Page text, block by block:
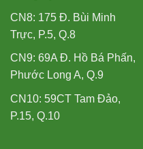
CN8: 175 Đ. Bùi Minh
Trực, P.5, Q.8
CN9: 69A Đ. Hồ Bá Phấn,
Phước Long A, Q.9
CN10: 59CT Tam Đảo,
P.15, Q.10